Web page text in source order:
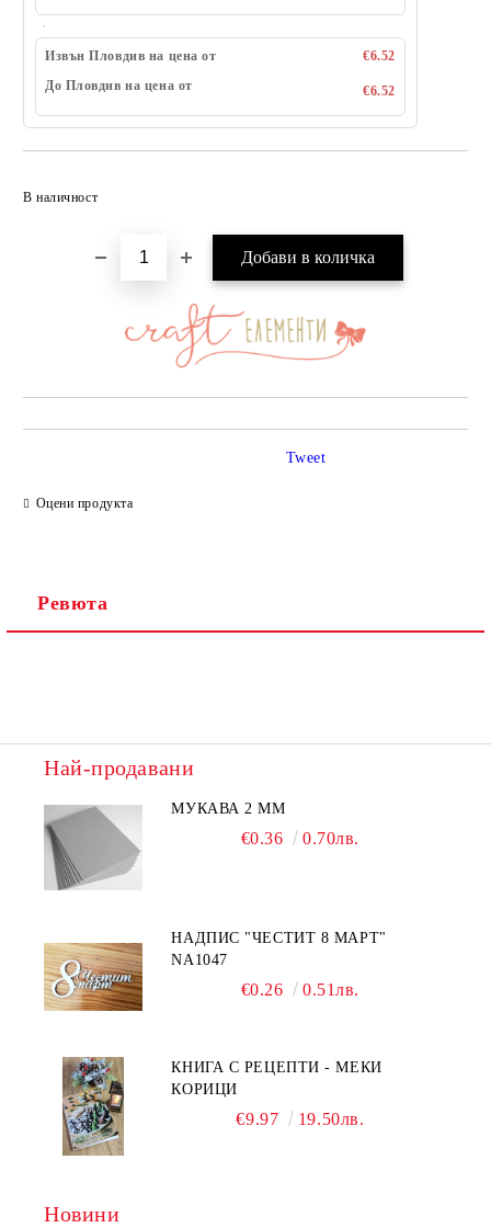
Извън Пловдив на цена от
€6.52
До Пловдив на цена от
€6.52
В наличност
Оцени продукта
Tweet
Ревюта
Най-продавани
МУКАВА 2 ММ
€0.36 0.70лв.
НАДПИС "ЧЕСТИТ 8 МАРТ"
NA1047
€0.26 0.51лв.
КНИГА С РЕЦЕПТИ - МЕКИ
КОРИЦИ
€9.97 19.50лв.
Новини